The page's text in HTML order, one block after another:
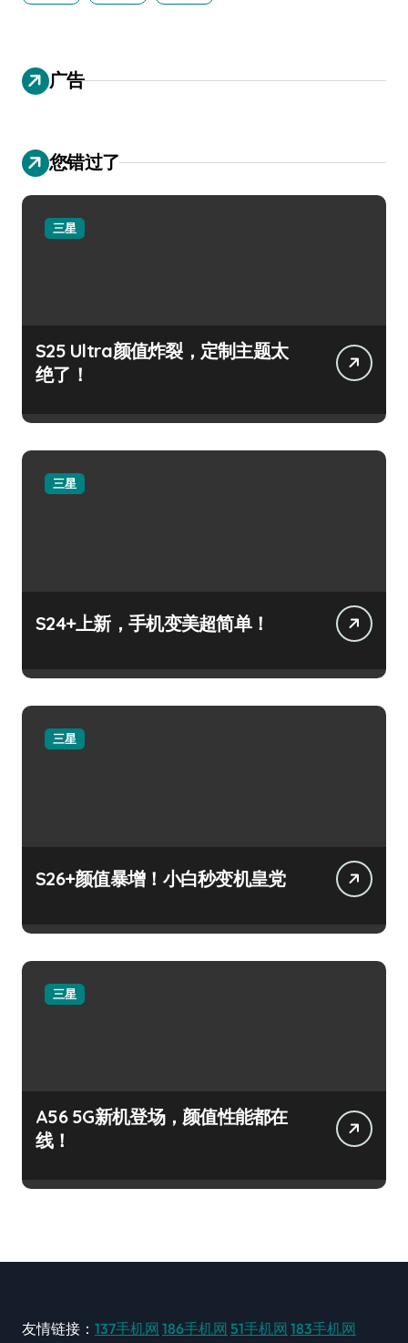
广告
您错过了
三星
S25 Ultra颜值炸裂，定制主题太
绝了！
三星
S24+上新，手机变美超简单！
三星
S26+颜值暴增！小白秒变机皇党
三星
A56 5G新机登场，颜值性能都在
线！
友情链接： 137手机网 186手机网 51手机网 183手机网